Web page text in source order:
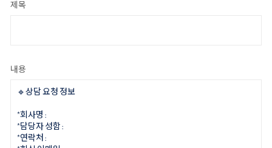
제목
내용